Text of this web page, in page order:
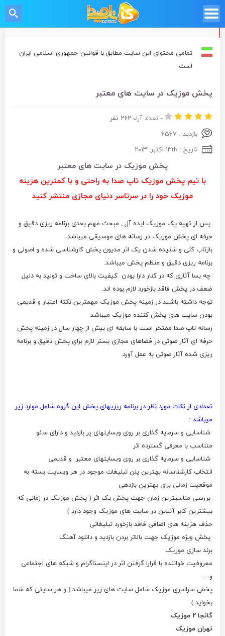
تمامی محتوای این سایت مطابق با قوانین جمهوری اسلامی ایران
است
پخش موزیک در سایت های معتبر
- تعداد آراء ۲۶۲ نفر
بازدید : ۶۵۶۷
تاریخ : ۱۳th اکتبر, ۲۰۱۳
پخش موزیک در سایت های معتبر
با تیم پخش موزیک تاپ صدا به راحتی و با کمترین هزینه
موزیک خود را در سرتاسر دنیای مجازی منتشر کنید
پس از تهیه یک موزیک ایده آل , مبحث مهم بعدی برنامه ریزی دقیق و
حرفه ای پخش موزیک در رسانه های موسیقی میباشد.
بازتاب کلی و شنیده شدن یک اثر مدیون پخش کارشناسی شده و اصولی و
برنامه ریزی دقیق و منظم پخش میباشد.
چه بسا آثاری که در کنار دارا بودن کیفیت بالای ساخت و تولید به دلیل
ضعف در پخش فاقد بازخورد لازم بوده اند.
توجه داشته باشید در زمینه پخش موزیک مهمترین نکته اعتبار و قدیمی
بودن سایت های پخش کننده موزیک میباشد
رسانه تاپ صدا مفتخر است با سابقه ای بیش از چهار سال در زمینه پخش
حرفه ای آثار صوتی در فضاهای مجازی بستر لازم برای پخش دقیق و برنامه
ریزی شده آثار صوتی به عمل آورد.
تعدادی از نکات مورد نظر در برنامه ریزیهای پخش این گروه شامل موارد زیر
میباشد :
شناسایی و سرمایه گذاری بر روی وبسایتهای پر بازدید و دارای سئو
متناسب با معرفی گسترده اثر
شناسایی و سرمایه گذاری بر روی وبسایتهای معتبر و قدیمی
انتخاب کارشناسانه بهترین پلن تبلیغات موجود در هر وبسایت بسته به
موقعیت زمانی برای بهترین بازدهی
بررسی مناسبترین زمان جهت پخش یک اثر ( پخش موزیک در زمانی که
بیشترین کابر آنلاین در سایت های موزیک وجود دارد )
حذف هزینه های اضافی فاقد بازخورد تبلیغاتی
پخش ویژه موزیک جهت بالاتر بردن بازدید و دانلود آهنگ
برند سازی موزیک
معروفیت خواننده با قرارا گرفتن اثر در اینستاگرام و شبکه های اجتماعی
و…
پخش سراسری موزیک شامل سایت های زیر میباشد ( و هر سایتی که شما
بخواید )
گانجا ۲ موزیک
تهران موزیک